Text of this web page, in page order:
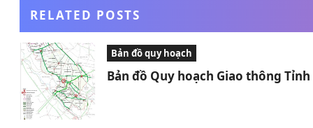
RELATED POSTS
Bản đồ quy hoạch
Bản đồ Quy hoạch Giao thông